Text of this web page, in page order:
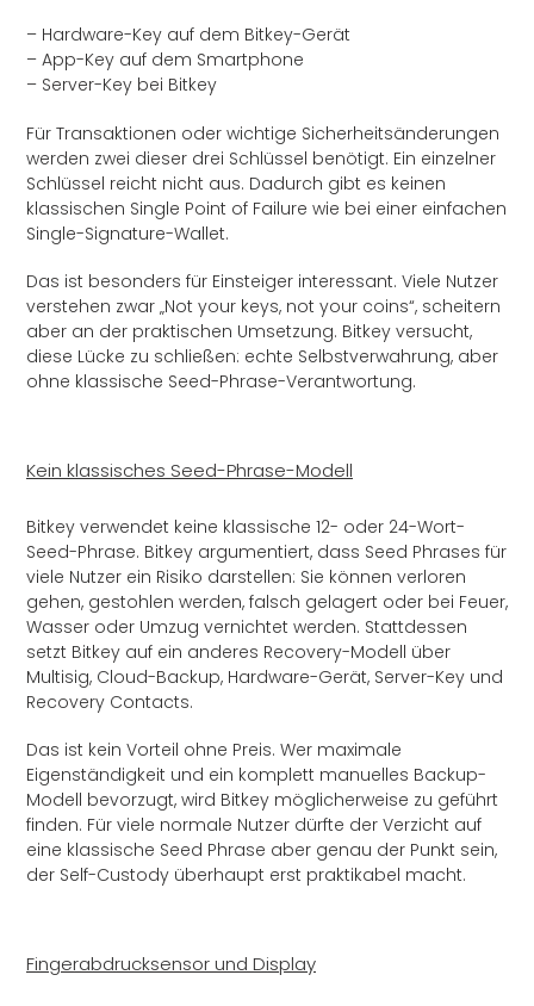
– Hardware-Key auf dem Bitkey-Gerät
– App-Key auf dem Smartphone
– Server-Key bei Bitkey
Für Transaktionen oder wichtige Sicherheitsänderungen
werden zwei dieser drei Schlüssel benötigt. Ein einzelner
Schlüssel reicht nicht aus. Dadurch gibt es keinen
klassischen Single Point of Failure wie bei einer einfachen
Single-Signature-Wallet.
Das ist besonders für Einsteiger interessant. Viele Nutzer
verstehen zwar „Not your keys, not your coins“, scheitern
aber an der praktischen Umsetzung. Bitkey versucht,
diese Lücke zu schließen: echte Selbstverwahrung, aber
ohne klassische Seed-Phrase-Verantwortung.
Kein klassisches Seed-Phrase-Modell
Bitkey verwendet keine klassische 12- oder 24-Wort-
Seed-Phrase. Bitkey argumentiert, dass Seed Phrases für
viele Nutzer ein Risiko darstellen: Sie können verloren
gehen, gestohlen werden, falsch gelagert oder bei Feuer,
Wasser oder Umzug vernichtet werden. Stattdessen
setzt Bitkey auf ein anderes Recovery-Modell über
Multisig, Cloud-Backup, Hardware-Gerät, Server-Key und
Recovery Contacts.
Das ist kein Vorteil ohne Preis. Wer maximale
Eigenständigkeit und ein komplett manuelles Backup-
Modell bevorzugt, wird Bitkey möglicherweise zu geführt
finden. Für viele normale Nutzer dürfte der Verzicht auf
eine klassische Seed Phrase aber genau der Punkt sein,
der Self-Custody überhaupt erst praktikabel macht.
Fingerabdrucksensor und Display